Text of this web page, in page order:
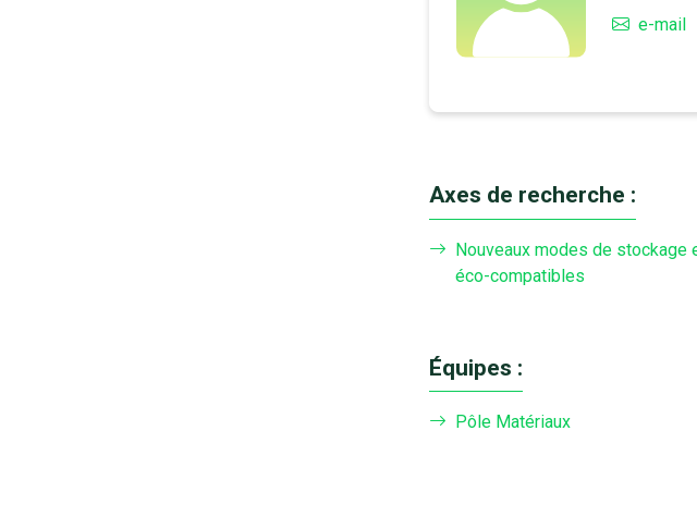
e-mail
Axes de recherche :
Nouveaux modes de stockage
éco-compatibles
Équipes :
Pôle Matériaux